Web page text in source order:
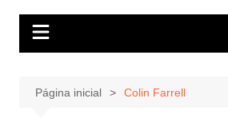
Página inicial Colin Farrell